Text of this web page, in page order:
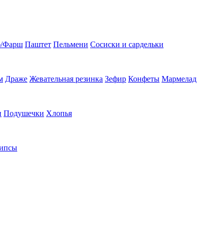
Фарш Паштет Пельмени Сосиски и сардельки
Драже Жевательная резинка Зефир Конфеты Мармелад
Подушечки Хлопья